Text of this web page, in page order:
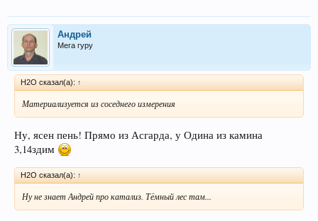
Андрей
Мега гуру
H2O сказал(а): ↑
Материализуется из соседнего измерения
Ну, ясен пень! Прямо из Асгарда, у Одина из камина
3,14здим
H2O сказал(а): ↑
Ну не знает Андрей про катализ. Тёмный лес там...